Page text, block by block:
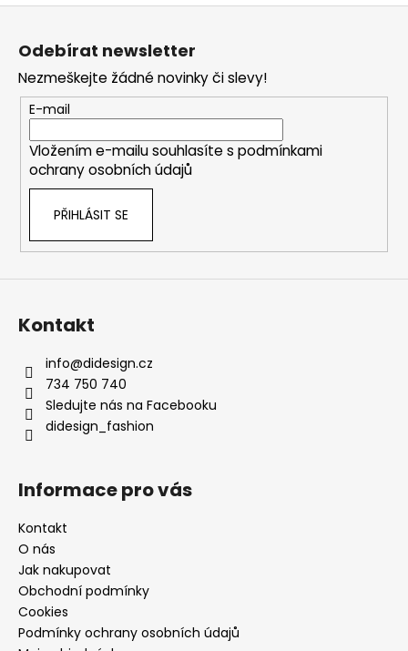
Z
Odebírat newsletter
Nezmeškejte žádné novinky či slevy!
E-mail
Vložením e-mailu souhlasíte s podmínkami
ochrany osobních údajů
PŘIHLÁSIT SE
Kontakt
info@didesign.cz
734 750 740
Sledujte nás na Facebooku
didesign_fashion
Informace pro vás
Kontakt
O nás
Jak nakupovat
Obchodní podmínky
Cookies
Podmínky ochrany osobních údajů